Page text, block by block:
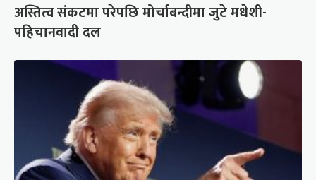
अस्तित्व संकटमा परेपछि मोर्चाबन्दीमा जुटे मधेशी-
पहिचानवादी दल